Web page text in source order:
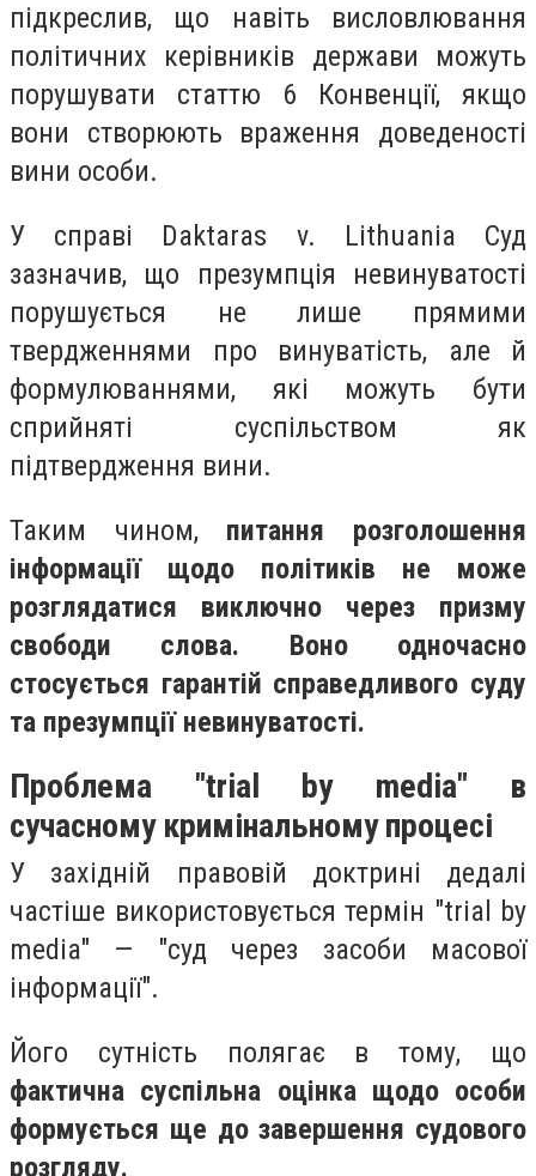
підкреслив, що навіть висловлювання
політичних керівників держави можуть
порушувати статтю 6 Конвенції, якщо
вони створюють враження доведеності
вини особи.
У справі Daktaras v. Lithuania Суд
зазначив, що презумпція невинуватості
порушується не лише прямими
твердженнями про винуватість, але й
формулюваннями, які можуть бути
сприйняті суспільством як
підтвердження вини.
Таким чином, питання розголошення
інформації щодо політиків не може
розглядатися виключно через призму
свободи слова. Воно одночасно
стосується гарантій справедливого суду
та презумпції невинуватості.
Проблема "trial by media" в
сучасному кримінальному процесі
У західній правовій доктрині дедалі
частіше використовується термін "trial by
media" — "суд через засоби масової
інформації".
Його сутність полягає в тому, що
фактична суспільна оцінка щодо особи
формується ще до завершення судового
розгляду.